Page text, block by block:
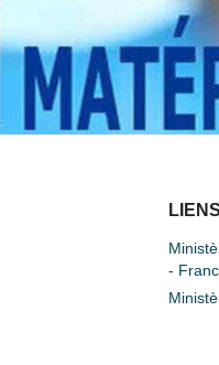
-